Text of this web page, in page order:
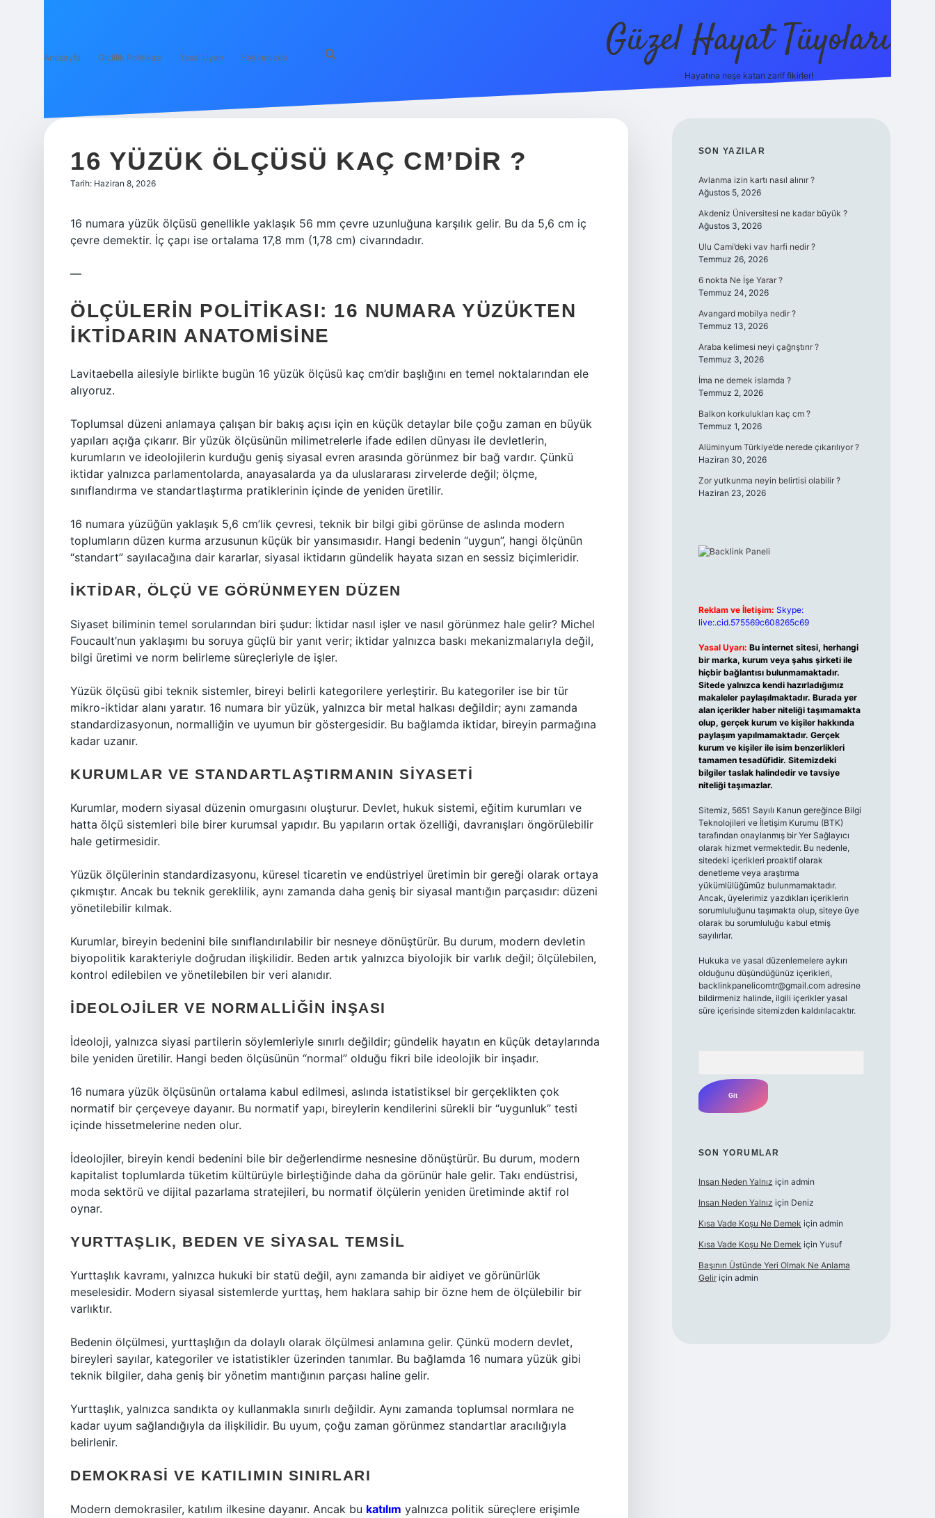
Anasayfa Gizlilik Politikası Yasal Uyarı Hakkımızda Güzel Hayat Tüyoları
Hayatına neşe katan zarif fikirler!
16 YÜZÜK ÖLÇÜSÜ KAÇ CM’DIR ?
Tarih: Haziran 8, 2026
16 numara yüzük ölçüsü genellikle yaklaşık 56 mm çevre uzunluğuna karşılık gelir. Bu da 5,6 cm iç
çevre demektir. İç çapı ise ortalama 17,8 mm (1,78 cm) civarındadır.
—
ÖLÇÜLERIN POLITIKASI: 16 NUMARA YÜZÜKTEN
İKTIDARIN ANATOMISINE
Lavitaebella ailesiyle birlikte bugün 16 yüzük ölçüsü kaç cm’dir başlığını en temel noktalarından ele
alıyoruz.
Toplumsal düzeni anlamaya çalışan bir bakış açısı için en küçük detaylar bile çoğu zaman en büyük
yapıları açığa çıkarır. Bir yüzük ölçüsünün milimetrelerle ifade edilen dünyası ile devletlerin,
kurumların ve ideolojilerin kurduğu geniş siyasal evren arasında görünmez bir bağ vardır. Çünkü
iktidar yalnızca parlamentolarda, anayasalarda ya da uluslararası zirvelerde değil; ölçme,
sınıflandırma ve standartlaştırma pratiklerinin içinde de yeniden üretilir.
16 numara yüzüğün yaklaşık 5,6 cm’lik çevresi, teknik bir bilgi gibi görünse de aslında modern
toplumların düzen kurma arzusunun küçük bir yansımasıdır. Hangi bedenin “uygun”, hangi ölçünün
“standart” sayılacağına dair kararlar, siyasal iktidarın gündelik hayata sızan en sessiz biçimleridir.
İKTIDAR, ÖLÇÜ VE GÖRÜNMEYEN DÜZEN
Siyaset biliminin temel sorularından biri şudur: İktidar nasıl işler ve nasıl görünmez hale gelir? Michel
Foucault’nun yaklaşımı bu soruya güçlü bir yanıt verir; iktidar yalnızca baskı mekanizmalarıyla değil,
bilgi üretimi ve norm belirleme süreçleriyle de işler.
Yüzük ölçüsü gibi teknik sistemler, bireyi belirli kategorilere yerleştirir. Bu kategoriler ise bir tür
mikro-iktidar alanı yaratır. 16 numara bir yüzük, yalnızca bir metal halkası değildir; aynı zamanda
standardizasyonun, normalliğin ve uyumun bir göstergesidir. Bu bağlamda iktidar, bireyin parmağına
kadar uzanır.
KURUMLAR VE STANDARTLAŞTIRMANIN SIYASETI
Kurumlar, modern siyasal düzenin omurgasını oluşturur. Devlet, hukuk sistemi, eğitim kurumları ve
hatta ölçü sistemleri bile birer kurumsal yapıdır. Bu yapıların ortak özelliği, davranışları öngörülebilir
hale getirmesidir.
Yüzük ölçülerinin standardizasyonu, küresel ticaretin ve endüstriyel üretimin bir gereği olarak ortaya
çıkmıştır. Ancak bu teknik gereklilik, aynı zamanda daha geniş bir siyasal mantığın parçasıdır: düzeni
yönetilebilir kılmak.
Kurumlar, bireyin bedenini bile sınıflandırılabilir bir nesneye dönüştürür. Bu durum, modern devletin
biyopolitik karakteriyle doğrudan ilişkilidir. Beden artık yalnızca biyolojik bir varlık değil; ölçülebilen,
kontrol edilebilen ve yönetilebilen bir veri alanıdır.
İDEOLOJILER VE NORMALLIĞIN İNŞASI
İdeoloji, yalnızca siyasi partilerin söylemleriyle sınırlı değildir; gündelik hayatın en küçük detaylarında
bile yeniden üretilir. Hangi beden ölçüsünün “normal” olduğu fikri bile ideolojik bir inşadır.
16 numara yüzük ölçüsünün ortalama kabul edilmesi, aslında istatistiksel bir gerçeklikten çok
normatif bir çerçeveye dayanır. Bu normatif yapı, bireylerin kendilerini sürekli bir “uygunluk” testi
içinde hissetmelerine neden olur.
İdeolojiler, bireyin kendi bedenini bile bir değerlendirme nesnesine dönüştürür. Bu durum, modern
kapitalist toplumlarda tüketim kültürüyle birleştiğinde daha da görünür hale gelir. Takı endüstrisi,
moda sektörü ve dijital pazarlama stratejileri, bu normatif ölçülerin yeniden üretiminde aktif rol
oynar.
YURTTAŞLIK, BEDEN VE SIYASAL TEMSIL
Yurttaşlık kavramı, yalnızca hukuki bir statü değil, aynı zamanda bir aidiyet ve görünürlük
meselesidir. Modern siyasal sistemlerde yurttaş, hem haklara sahip bir özne hem de ölçülebilir bir
varlıktır.
Bedenin ölçülmesi, yurttaşlığın da dolaylı olarak ölçülmesi anlamına gelir. Çünkü modern devlet,
bireyleri sayılar, kategoriler ve istatistikler üzerinden tanımlar. Bu bağlamda 16 numara yüzük gibi
teknik bilgiler, daha geniş bir yönetim mantığının parçası haline gelir.
Yurttaşlık, yalnızca sandıkta oy kullanmakla sınırlı değildir. Aynı zamanda toplumsal normlara ne
kadar uyum sağlandığıyla da ilişkilidir. Bu uyum, çoğu zaman görünmez standartlar aracılığıyla
belirlenir.
DEMOKRASI VE KATILIMIN SINIRLARI
Modern demokrasiler, katılım ilkesine dayanır. Ancak bu katılım yalnızca politik süreçlere erişimle
SIDEBAR
SON YAZILAR
Avlanma izin kartı nasıl alınır ?
Ağustos 5, 2026
Akdeniz Üniversitesi ne kadar büyük ?
Ağustos 3, 2026
Ulu Cami’deki vav harfi nedir ?
Temmuz 26, 2026
6 nokta Ne İşe Yarar ?
Temmuz 24, 2026
Avangard mobilya nedir ?
Temmuz 13, 2026
Araba kelimesi neyi çağrıştırır ?
Temmuz 3, 2026
İma ne demek islamda ?
Temmuz 2, 2026
Balkon korkulukları kaç cm ?
Temmuz 1, 2026
Alüminyum Türkiye’de nerede çıkarılıyor ?
Haziran 30, 2026
Zor yutkunma neyin belirtisi olabilir ?
Haziran 23, 2026
Reklam ve İletişim: Skype:
live:.cid.575569c608265c69
Yasal Uyarı: Bu internet sitesi, herhangi
bir marka, kurum veya şahıs şirketi ile
hiçbir bağlantısı bulunmamaktadır.
Sitede yalnızca kendi hazırladığımız
makaleler paylaşılmaktadır. Burada yer
alan içerikler haber niteliği taşımamakta
olup, gerçek kurum ve kişiler hakkında
paylaşım yapılmamaktadır. Gerçek
kurum ve kişiler ile isim benzerlikleri
tamamen tesadüfidir. Sitemizdeki
bilgiler taslak halindedir ve tavsiye
niteliği taşımazlar.
Sitemiz, 5651 Sayılı Kanun gereğince Bilgi
Teknolojileri ve İletişim Kurumu (BTK)
tarafından onaylanmış bir Yer Sağlayıcı
olarak hizmet vermektedir. Bu nedenle,
sitedeki içerikleri proaktif olarak
denetleme veya araştırma
yükümlülüğümüz bulunmamaktadır.
Ancak, üyelerimiz yazdıkları içeriklerin
sorumluluğunu taşımakta olup, siteye üye
olarak bu sorumluluğu kabul etmiş
sayılırlar.
Hukuka ve yasal düzenlemelere aykırı
olduğunu düşündüğünüz içerikleri,
backlinkpanelicomtr@gmail.comadresine
bildirmeniz halinde, ilgili içerikler yasal
süre içerisinde sitemizden kaldırılacaktır.
SON YORUMLAR
Insan Neden Yalnız için admin
Insan Neden Yalnız için Deniz
Kısa Vade Koşu Ne Demek için admin
Kısa Vade Koşu Ne Demek için Yusuf
Başının Üstünde Yeri Olmak Ne Anlama
Geliriçin admin